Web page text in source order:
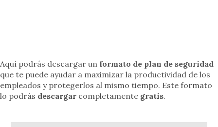
Aquí podrás descargar un formato de plan de seguridad
que te puede ayudar a maximizar la productividad de los
empleados y protegerlos al mismo tiempo. Este formato
lo podrás descargar completamente gratis.